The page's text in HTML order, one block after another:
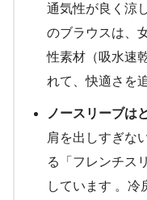
通気性が良く涼
のブラウスは、
性素材（吸水速
れて、快適さを
ノースリーブは
肩を出しすぎな
る「フレンチス
しています 。冷